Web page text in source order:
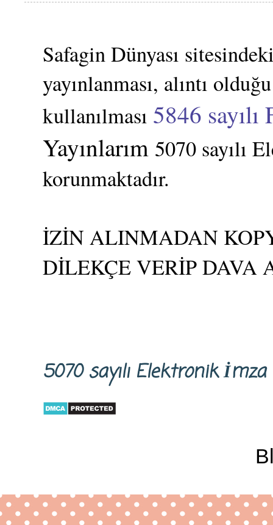
Safagin Dünyası
yayınlanması, alıntı
kullanılması 5846 sayılı
Yayınlarım 5070 sayılı
korunmaktadır.
İZİN ALINMADAN
DİLEKÇE VERİP
5070 sayılı Elektronik